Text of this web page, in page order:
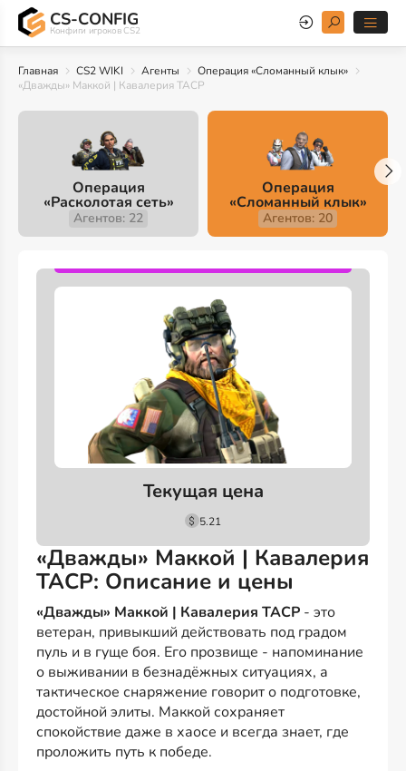
CS-CONFIG
Конфиги игроков CS2
Главная CS2 WIKI Агенты
Операция «Сломанный клык»
«Дважды» Маккой | Кавалерия TACP
Операция
«Расколотая сеть»
Агентов: 22
Операция
«Сломанный клык»
Агентов: 20
Текущая цена
5.21
«Дважды» Маккой | Кавалерия
TACP: Описание и цены
«Дважды» Маккой | Кавалерия TACP - это
ветеран, привыкший действовать под градом
пуль и в гуще боя. Его прозвище - напоминание
о выживании в безнадёжных ситуациях, а
тактическое снаряжение говорит о подготовке,
достойной элиты. Маккой сохраняет
спокойствие даже в хаосе и всегда знает, где
проложить путь к победе.